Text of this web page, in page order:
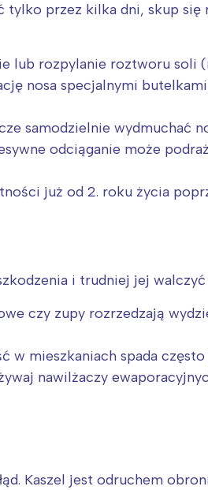
przez kilka dni, skup się
lub rozpylanie roztworu soli
nosa specjalnymi
samodzielnie wydmuchać
odciąganie może
już od 2. roku życia
i trudniej jej
czy zupy rozrzedzają
w mieszkaniach spada
nawilżaczy
Kaszel jest odruchem